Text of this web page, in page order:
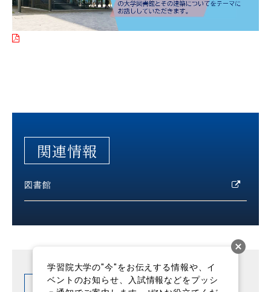
関連情報
図書館
関連News
学習院大学の"今"をお伝えする情報や、イ
ベントのお知らせ、入試情報などをプッシ